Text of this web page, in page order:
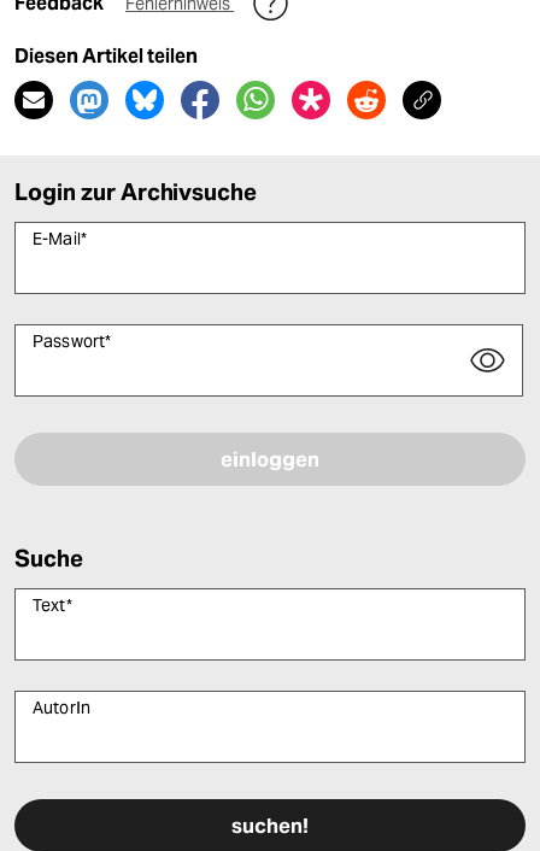
Diesen Artikel teilen
Login zur Archivsuche
E-Mail*
Passwort*
Suche
Text*
AutorIn